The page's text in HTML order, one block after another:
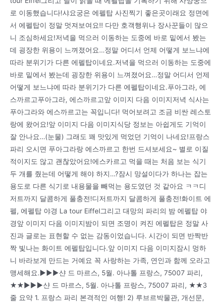
로 이동했습니다!샤요궁은 에펠탑 사진찍기 좋은곳이래요 정면에
서 에펠탑이 정말 멋져보여요!! 다만 호객행위나 장사꾼들이 많으
니 조심하세요!저녁을 먹으러 이동하는 도중에 바로 밑에서 봤는
데 굉장한 위용이 느껴졌어요…정말 어디서 언제 어떻게 보느냐에
따라 분위기가 다른 에펠탑이네요.저녁을 먹으러 이동하는 도중에
바로 밑에서 봤는데 굉장한 위용이 느껴졌어요…정말 어디서 언제
어떻게 보느냐에 따라 분위기가 다른 에펠탑이네요.푸아그라, 에
스까르고푸아그라, 에스까르고앞 이미지 다음 이미지저녁 식사는
푸아그라와 에스까르고는 꼭입니다! 먹어보려고 조금 비싼 레스토
랑에 왔어요!앞 이미지 다음 이미지식당 정보는 아쉽게도 기억이
잘 안나요…(눈물) 그래도 꽤 맛있게 먹었던 기억이 나네요!프랑스
파리 오시면 푸아그라랑 에스까르고 한번 드셔보세요~ 별로 이질
적이지도 않고 괜찮았어요!에스카르고 먹을 때는 처음 보는 식기
두 개를 줬는데 어떻게 해야 하지…?잠시 망설이다가 하나는 잡는
용도로 다른 식기로 내용물을 빼먹는 용도였던 것 같아요 ㅋㅋ디
저트까지 달콤하게 풀충전!디저트까지 달콤하게 풀충전!화이트 에
펠, 에펠탑 야경 La tour Eiffel그리고 대망의 파리의 밤 에펠탑 야
경앞 이미지 다음 이미지밤이 되면 조명이 켜진 에펠탑은 정말 사
진과 글로는 표현할 수 없는 감동이었습니다. 시간이 되면 반짝반
짝 빛나는 화이트 에펠탑입니다.앞 이미지 다음 이미지잠시 멍하
니 바라보게 만드는 거예요 꼭 사랑하는 가족, 연인과 함께 오라고
맹세해요.►►►샨 드 마르스, 5월. 아나톨 프랑스, 75007 파리,
★★►►►샨 드 마르스, 5월. 아나톨 프랑스, 75007 파리, ★★3
줄 요약 1. 프랑스 파리 본격적인 여행! 2) 루브르박물관, 개선문,